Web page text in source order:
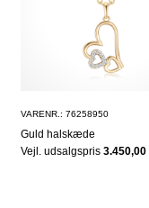
VARENR.: 76258950
Guld halskæde
Vejl. udsalgspris 3.450,00